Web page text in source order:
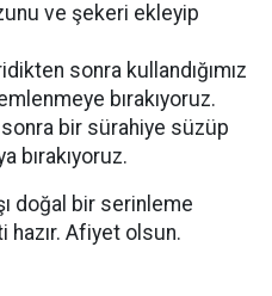
ve şekeri ekleyip
sonra kullandığımız
bırakıyoruz.
bir sürahiye süzüp
bırakıyoruz.
doğal bir serinleme
hazır. Afiyet olsun.